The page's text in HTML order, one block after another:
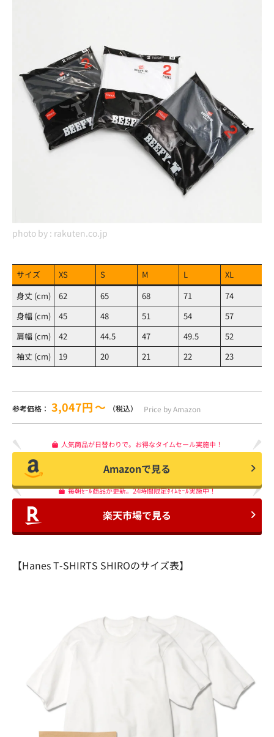
photo by : rakuten.co.jp
サイズ XS S M L
XL
身丈 (cm)
62 65 68 71
74
身幅 (cm)
45 48 51 54
57
肩幅 (cm)
42 44.5 47 49.5
52
袖丈 (cm)
19 20 21 22 23
参考価格： 3,047円〜 （税込） Price by Amazon
人気商品が日替わりで。お得なタイムセール実施中！
Amazonで見る
毎朝ｾｰﾙ商品が更新。24時間限定ﾀｲﾑｾｰﾙ実施中！
楽天市場で見る
【Hanes T-SHIRTS SHIROのサイズ表】